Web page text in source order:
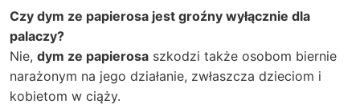
Czy dym ze papierosa jest groźny wyłącznie dla
palaczy?
Nie, dym ze papierosa szkodzi także osobom biernie
narażonym na jego działanie, zwłaszcza dzieciom i
kobietom w ciąży.